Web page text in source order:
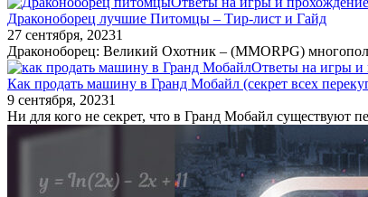
Драконоборец лучшие Питомцы – Тир-лист и Гайд
27 сентября, 20231
Драконоборец: Великий Охотник – (MMORPG)
Ответы на игры и
Как продать машину в Гранд Мобайл (секрет всех
9 сентября, 20231
Ни для кого не секрет, что в Гранд Мобайл существуют